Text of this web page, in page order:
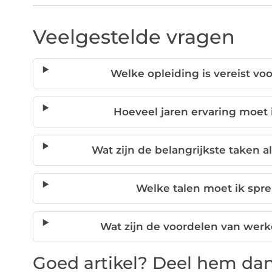
Veelgestelde vragen
Welke opleiding is vereist
Hoeveel jaren ervaring
Wat zijn de belangrijkste taken
Welke talen moet ik
Wat zijn de voordelen van
Goed artikel? Deel hem